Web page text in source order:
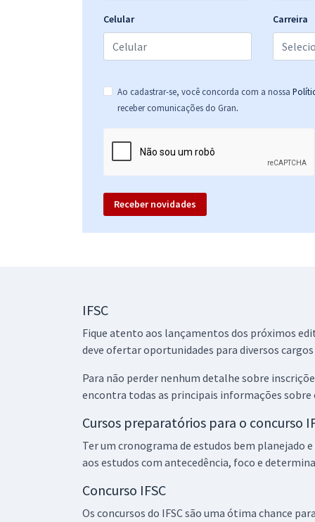
Celular Carreira
Ao cadastrar-se, você concorda com a nossa
receber comunicações do Gran.
Receber novidades
IFSC
Fique atento aos lançamentos dos próximos
deve ofertar oportunidades para diversos
Para não perder nenhum detalhe sobre
encontra todas as principais informações sobre
Cursos preparatórios para o concurso
Ter um cronograma de estudos bem planejado
aos estudos com antecedência, foco e
Concurso IFSC
Os concursos do IFSC são uma ótima chance